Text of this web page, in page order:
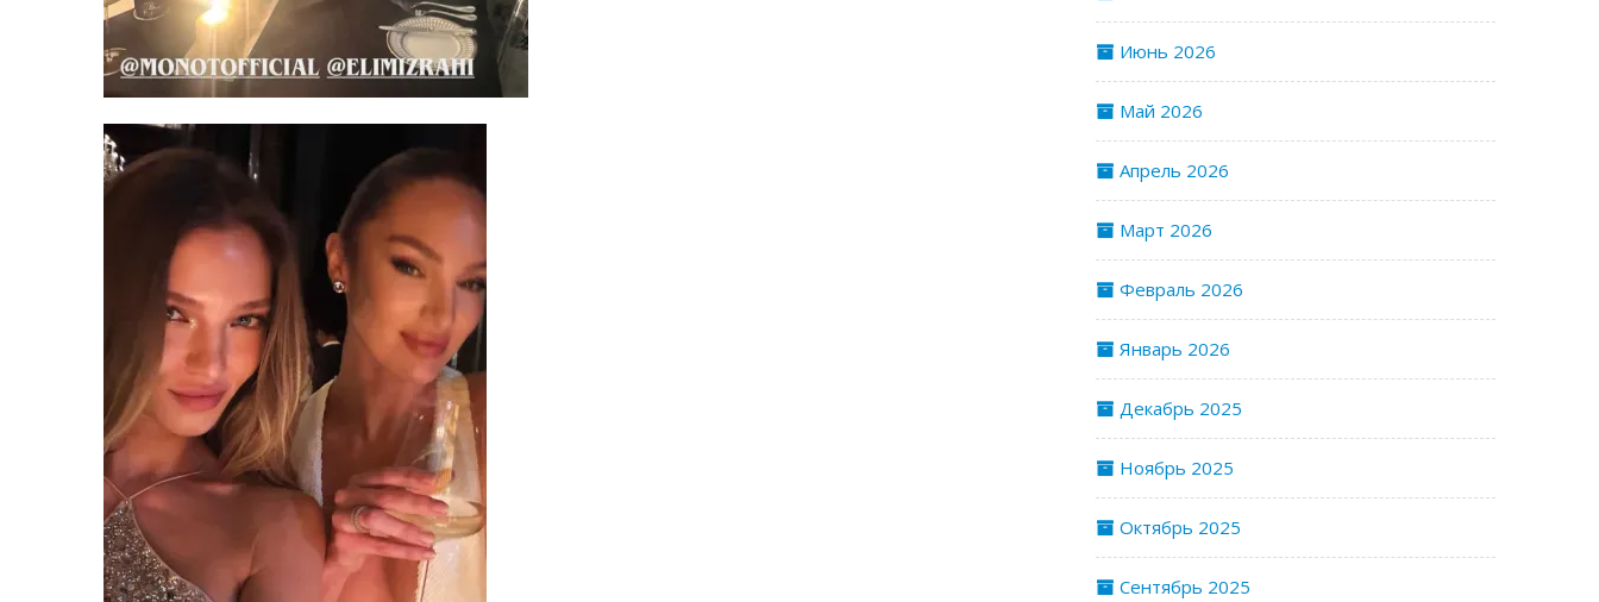
Июнь 2026
Май 2026
Апрель 2026
Март 2026
Февраль 2026
Январь 2026
Декабрь 2025
Ноябрь 2025
Октябрь 2025
Сентябрь 2025